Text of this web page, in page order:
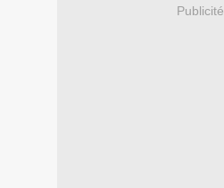
Publicité